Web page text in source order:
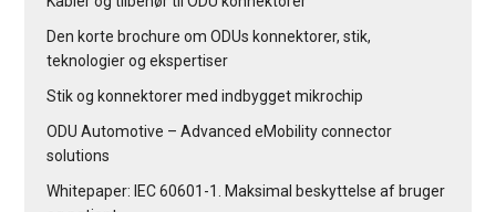
Den korte brochure om ODUs konnektorer, stik,
teknologier og ekspertiser
Stik og konnektorer med indbygget mikrochip
ODU Automotive – Advanced eMobility connector
solutions
Whitepaper: IEC 60601-1. Maksimal beskyttelse af bruger